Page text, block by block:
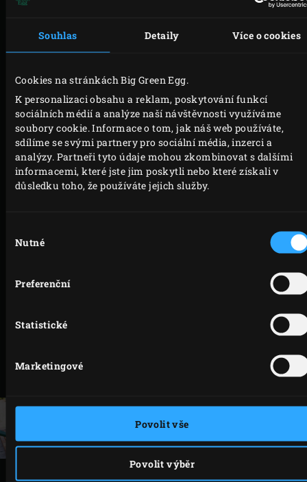
Souhlas Detaily Více o cookies
Cookies na stránkách Big Green Egg.
K personalizaci obsahu a reklam, poskytování funkcí
sociálních médií a analýze naší návštěvnosti využíváme
soubory cookie. Informace o tom, jak náš web používáte,
sdílíme se svými partnery pro sociální média, inzerci a
analýzy. Partneři tyto údaje mohou zkombinovat s dalšími
informacemi, které jste jim poskytli nebo které získali v
důsledku toho, že používáte jejich služby.
souhlasu
Nutné
Preferenční
Statistické
Marketingové
Povolit vše
Povolit výběr
Nakrájejte na poloviny plátky těsta a spojte je, čímž
vytvoříte jeden dlouhý pás. Stiskněte překrývající
Umístěte cca 10 plátků jablek tak, aby se svými
okraji překrývaly s pásem těsta. Nechte jablka
přesahovat cca 1 cm za konec těsta. Přeložte cca 1
cm těsta přes plátky jablek a srolujte celou věc ze
strany a vytvořte “růži”. Umístěte růže do kulaté
hliníkové formy cca 6-7 cm v průměru nebo
nejsou zlatavé.
vychladnout. Mezitím smíchejte cukr a skořici.
Vyjměte jablkové růže z forem, položte je na talíř a
použijte sítko, kterým je posypete směsí skořice a